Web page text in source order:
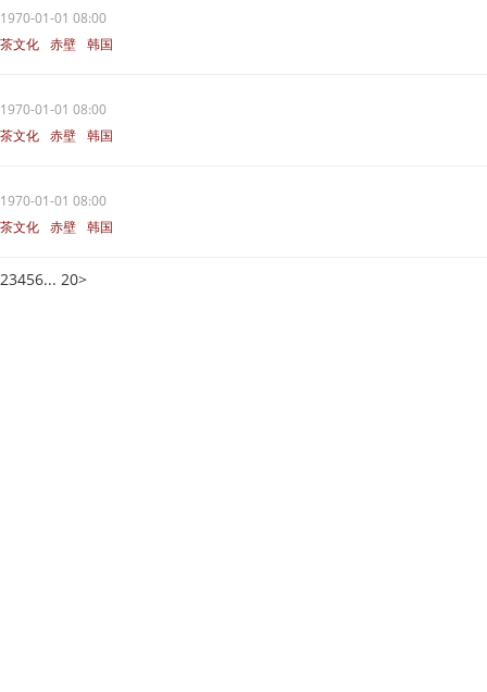
1970-01-01 08:00
茶文化 赤壁 韩国
1970-01-01 08:00
茶文化 赤壁 韩国
1970-01-01 08:00
茶文化 赤壁 韩国
23456... 20>